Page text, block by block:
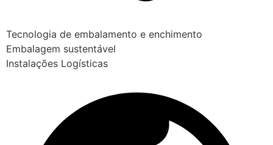
Tecnologia de embalamento e enchimento
Embalagem sustentável
Instalações Logísticas